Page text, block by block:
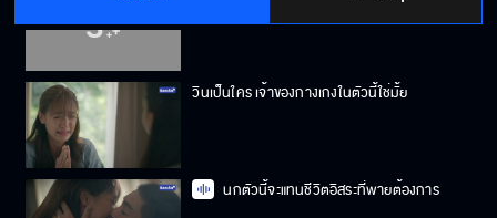
วินเป็นใคร เจ้าของกางเกงในตัวนี้ใช่มั้ย
นกตัวนี้จะแทนชีวิตอิสระที่พายต้องการ